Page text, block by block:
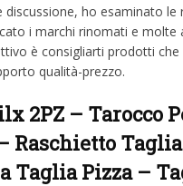
discussione, ho esaminato le
i marchi rinomati e molte
è consigliarti prodotti che
qualità-prezzo.
2PZ – Tarocco
Raschietto
Taglia Pizza –